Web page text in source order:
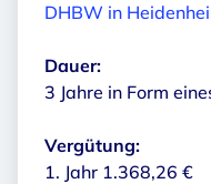
DHBW in
Dauer:
3 Jahre in Form
Vergütung:
1. Jahr 1.368,26 €